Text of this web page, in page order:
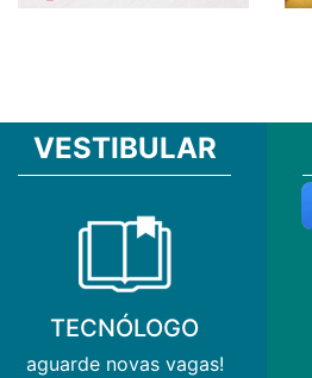
VESTIBULAR
TECNÓLOGO
aguarde novas vagas!